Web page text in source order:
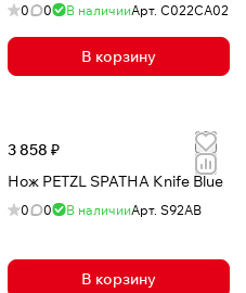
0 0 В наличииАрт. C022CA02
В корзину
3 858 ₽
Нож PETZL SPATHA Knife Blue
0 0 В наличииАрт. S92AB
В корзину